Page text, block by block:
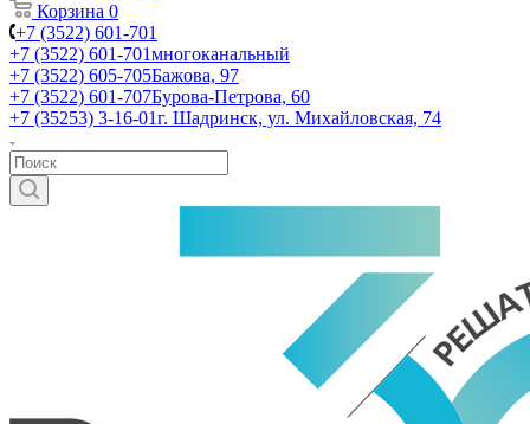
Корзина 0
+7 (3522) 601-701
+7 (3522) 601-701многоканальный
+7 (3522) 605-705Бажова, 97
+7 (3522) 601-707Бурова-Петрова, 60
+7 (35253) 3-16-01г. Шадринск, ул. Михайловская, 74